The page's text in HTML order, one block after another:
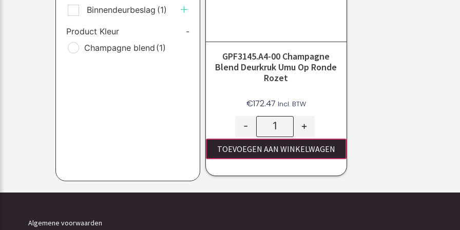
Binnendeurbeslag (1)
Product Kleur
-
Champagne blend (1)
GPF3145.A4-00 Champagne
Blend Deurkruk Umu Op Ronde
Rozet
€172.47 Incl. BTW
- +
TOEVOEGEN AAN WINKELWAGEN
Algemene voorwaarden